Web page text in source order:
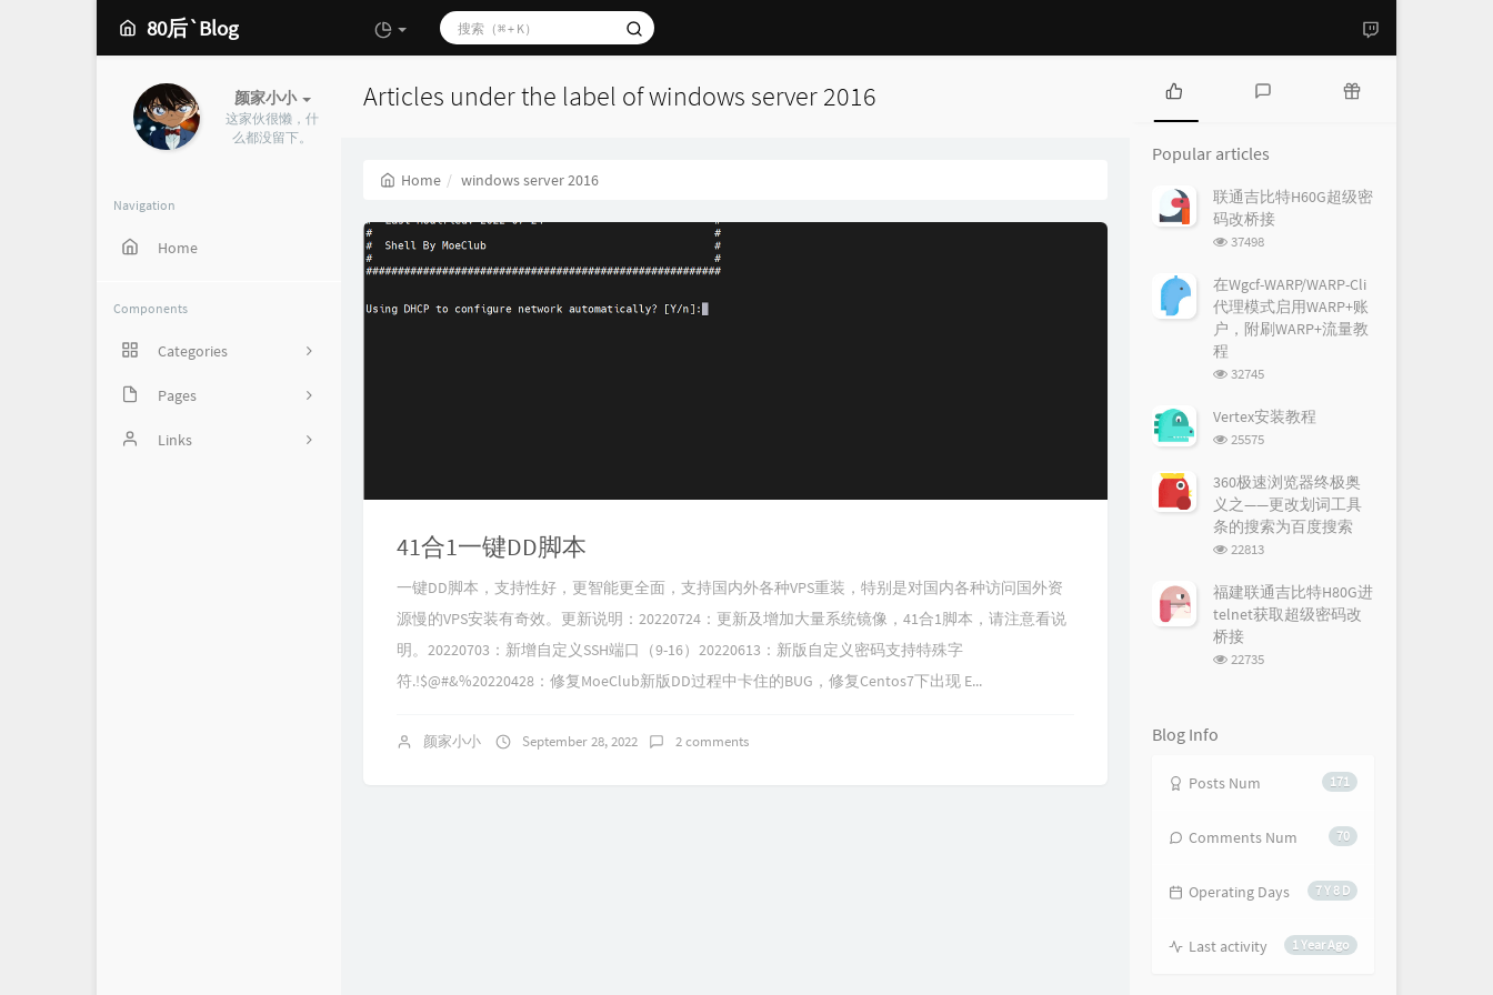
80后`Blog
颜家小小
这家伙很懒，什
么都没留下。
Navigation
Home
Components
Categories
162
2
Pages
心情说
Links
Articles under the label of windows server 2016
Home windows server 2016
41合1一键DD脚本
一键DD脚本，支持性好，更智能更全面，支持国内外各种VPS重装，特别是对国内各种访问国外资
源慢的VPS安装有奇效。更新说明：20220724：更新及增加大量系统镜像，41合1脚本，请注意看说
明。20220703：新增自定义SSH端口（9-16）20220613：新版自定义密码支持特殊字
符.!$@#&%20220428：修复MoeClub新版DD过程中卡住的BUG，修复Centos7下出现 E...
颜家小小 September 28, 2022 2 comments
P
p
u
l
a
a
r
t
e
s
t
e
s
t
o
m
m
e
n
s
d
o
r
t
i
c
Popular articles
联通吉比特H60G超级密
码改桥接
浏
次
数:
37498
在Wgcf-WARP/WARP-Cli
代理模式启用WARP+账
户，附刷WARP+流量教
程
浏
次
32745
Vertex安装教程
浏
次
数:
25575
360极速浏览器终极奥
义之——更改划词工具
条的搜索为百度搜索
浏
次
数:
22813
福建联通吉比特H80G进
telnet获取超级密码改
桥接
浏
22735
Blog Info
171
Posts Num
70
Comments Num
7 Y 8 D
Operating Days
1 Year Ago
Last activity